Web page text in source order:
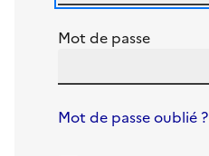
Mot de passe
Mot de passe oublié ?